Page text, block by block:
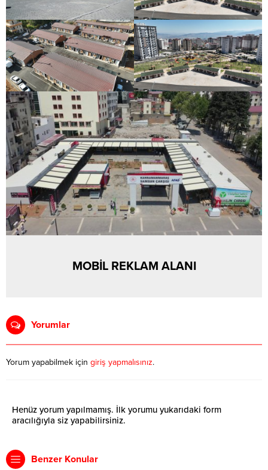
MOBİL REKLAM ALANI
Yorumlar
Yorum yapabilmek için giriş yapmalısınız.
Henüz yorum yapılmamış. İlk yorumu yukarıdaki form
aracılığıyla siz yapabilirsiniz.
Benzer Konular